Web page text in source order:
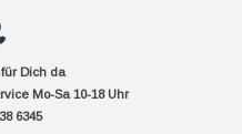
Dich da
Mo-Sa 10-18 Uhr
6345